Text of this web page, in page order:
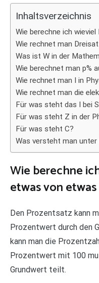
Inhaltsverzeichnis
Wie berechne ich
Wie rechnet man
Was ist W in der
Wie berechnet man p%
Wie rechnet man I in
Wie rechnet man die
Für was steht das I bei
Für was steht Z in der
Für was steht C?
Was versteht man unter
Wie berechne
etwas von etwas
Den Prozentsatz kann
Prozentwert durch den
kann man die
Prozentwert mit 100
Grundwert teilt.